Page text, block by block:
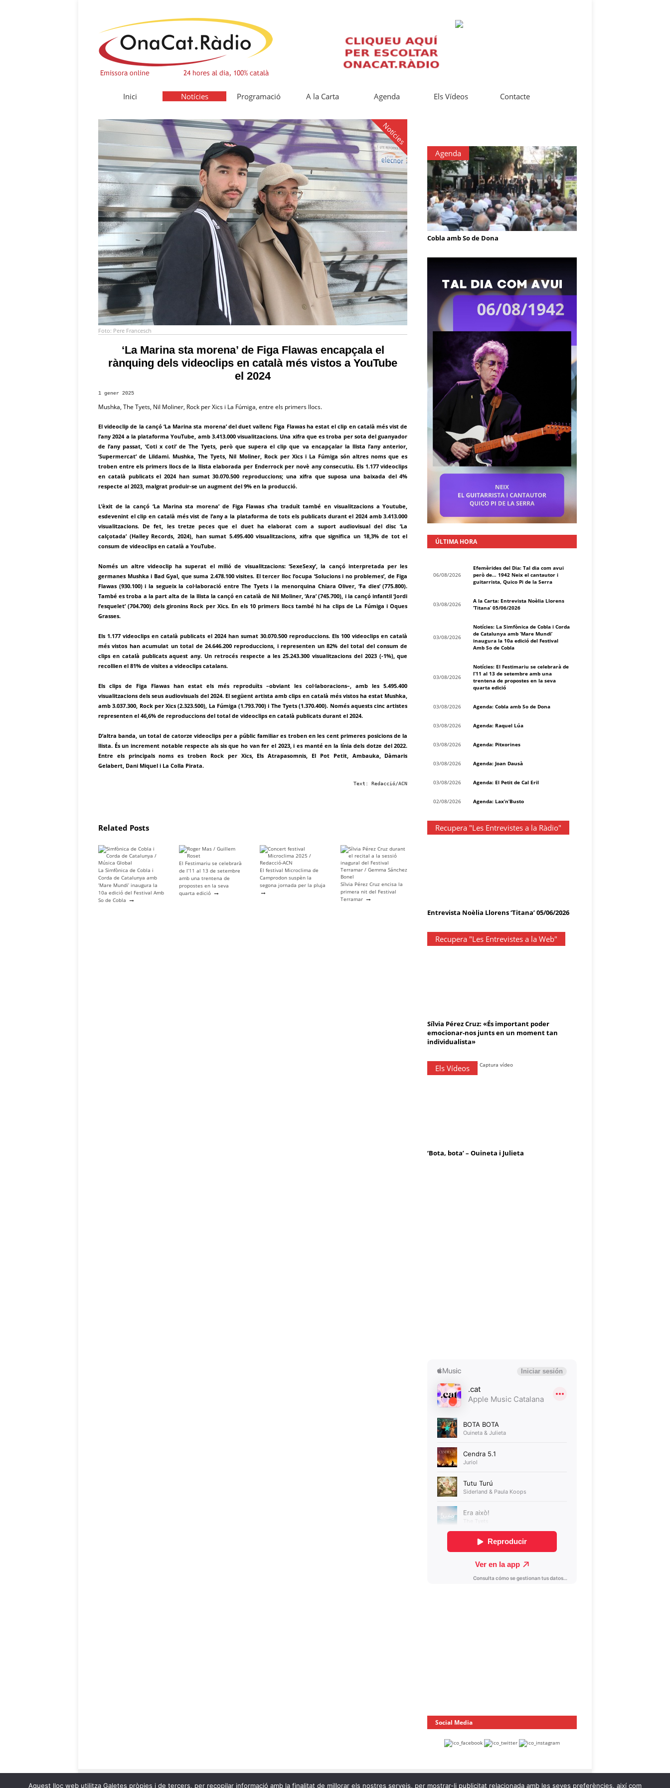
Inici Notícies Programació A la Carta Agenda Els Vídeos Contacte
Notícies
Foto: Pere Francesch
‘La Marina sta morena’ de Figa Flawas encapçala el
rànquing dels videoclips en català més vistos a YouTube
el 2024
1 gener 2025
Mushka, The Tyets, Nil Moliner, Rock per Xics i La Fúmiga, entre els primers llocs.
El videoclip de la cançó ‘La Marina sta morena’ del duet vallenc Figa Flawas ha estat el clip en català més vist de
l’any 2024 a la plataforma YouTube, amb 3.413.000 visualitzacions. Una xifra que es troba per sota del guanyador
de l’any passat, ‘Coti x coti’ de The Tyets, però que supera el clip que va encapçalar la llista l’any anterior,
‘Supermercat’ de Lildami. Mushka, The Tyets, Nil Moliner, Rock per Xics i La Fúmiga són altres noms que es
troben entre els primers llocs de la llista elaborada per Enderrock per novè any consecutiu. Els 1.177 videoclips
en català publicats el 2024 han sumat 30.070.500 reproduccions; una xifra que suposa una baixada del 4%
respecte al 2023, malgrat produir-se un augment del 9% en la producció.
L’èxit de la cançó ‘La Marina sta morena’ de Figa Flawas s’ha traduït també en visualitzacions a Youtube,
esdevenint el clip en català més vist de l’any a la plataforma de tots els publicats durant el 2024 amb 3.413.000
visualitzacions. De fet, les tretze peces que el duet ha elaborat com a suport audiovisual del disc ‘La
calçotada’ (Halley Records, 2024), han sumat 5.495.400 visualitzacions, xifra que significa un 18,3% de tot el
consum de videoclips en català a YouTube.
Només un altre videoclip ha superat el milió de visualitzacions: ‘SexeSexy’, la cançó interpretada per les
germanes Mushka i Bad Gyal, que suma 2.478.100 visites. El tercer lloc l’ocupa ‘Solucions i no problemes’, de Figa
Flawas (930.100) i la segueix la col·laboració entre The Tyets i la menorquina Chiara Oliver, ‘Fa dies’ (775.800).
També es troba a la part alta de la llista la cançó en català de Nil Moliner, ‘Ara’ (745.700), i la cançó infantil ‘Jordi
l’esquelet’ (704.700) dels gironins Rock per Xics. En els 10 primers llocs també hi ha clips de La Fúmiga i Oques
Grasses.
Els 1.177 videoclips en català publicats el 2024 han sumat 30.070.500 reproduccions. Els 100 videoclips en català
més vistos han acumulat un total de 24.646.200 reproduccions, i representen un 82% del total del consum de
clips en català publicats aquest any. Un retrocés respecte a les 25.243.300 visualitzacions del 2023 (-1%), que
recollien el 81% de visites a videoclips catalans.
Els clips de Figa Flawas han estat els més reproduïts –obviant les col·laboracions–, amb les 5.495.400
visualitzacions dels seus audiovisuals del 2024. El següent artista amb clips en català més vistos ha estat Mushka,
amb 3.037.300, Rock per Xics (2.323.500), La Fúmiga (1.793.700) i The Tyets (1.370.400). Només aquests cinc artistes
representen el 46,6% de reproduccions del total de videoclips en català publicats durant el 2024.
D’altra banda, un total de catorze videoclips per a públic familiar es troben en les cent primeres posicions de la
llista. És un increment notable respecte als sis que ho van fer el 2023, i es manté en la línia dels dotze del 2022.
Entre els principals noms es troben Rock per Xics, Els Atrapasomnis, El Pot Petit, Ambauka, Dàmaris
Gelabert, Dani Miquel i La Colla Pirata.
Text: Redacció/ACN
Related Posts
La Simfònica de Cobla i
Corda de Catalunya amb
‘Mare Mundi’ inaugura la
10a edició del Festival Amb
So de Cobla →
El Festimariu se celebrarà
de l’11 al 13 de setembre
amb una trentena de
propostes en la seva
quarta edició →
El festival Microclima de
Camprodon suspèn la
segona jornada per la pluja
→
Sílvia Pérez Cruz encisa la
primera nit del Festival
Terramar →
Agenda
Cobla amb So de Dona
ÚLTIMA HORA
06/08/2026
Efemèrides del Dia: Tal dia com avui
però de… 1942 Neix el cantautor i
guitarrista, Quico Pi de la Serra
03/08/2026
A la Carta: Entrevista Noèlia Llorens
‘Titana’ 05/06/2026
03/08/2026
Notícies: La Simfònica de Cobla i Corda
de Catalunya amb ‘Mare Mundi’
inaugura la 10a edició del Festival
Amb So de Cobla
03/08/2026
Notícies: El Festimariu se celebrarà de
l’11 al 13 de setembre amb una
trentena de propostes en la seva
quarta edició
03/08/2026 Agenda: Cobla amb So de Dona
03/08/2026 Agenda: Raquel Lúa
03/08/2026 Agenda: Pitxorines
03/08/2026 Agenda: Joan Dausà
03/08/2026 Agenda: El Petit de Cal Eril
02/08/2026 Agenda: Lax’n’Busto
Recupera "Les Entrevistes a la Ràdio"
Entrevista Noèlia Llorens ‘Titana’ 05/06/2026
Recupera "Les Entrevistes a la Web"
Sílvia Pérez Cruz: «És important poder
emocionar-nos junts en un moment tan
individualista»
Els Vídeos
‘Bota, bota’ – Ouineta i Julieta
Social Media
Aquest lloc web utilitza Galetes pròpies i de tercers, per recopilar informació amb la finalitat de millorar els nostres serveis, per mostrar-li publicitat relacionada amb les seves preferències, així com